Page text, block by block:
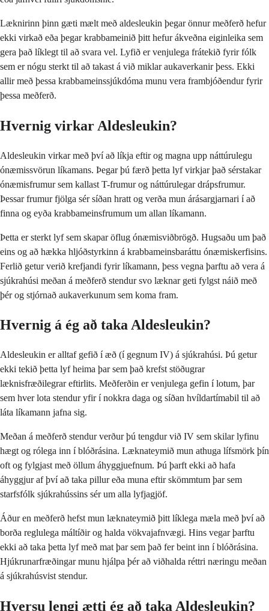
Læknirinn þinn gæti mælt með aldesleukin þegar önnur meðferð hefur
ekki virkað eða þegar krabbameinið þitt hefur ákveðna eiginleika sem
gera það líklegt til að svara vel. Lyfið er venjulega frátekið fyrir fólk
sem er nógu sterkt til að takast á við miklar aukaverkanir þess. Ekki
allir með þessa krabbameinssjúkdóma munu vera frambjóðendur fyrir
þessa meðferð.
Hvernig virkar Aldesleukin?
Aldesleukin virkar með því að líkja eftir og magna upp náttúrulegu
ónæmissvörun líkamans. Þegar þú færð þetta lyf virkjar það sérstakar
ónæmisfrumur sem kallast T-frumur og náttúrulegar drápsfrumur.
Þessar frumur fjölga sér síðan hratt og verða mun árásargjarnari í að
finna og eyða krabbameinsfrumum um allan líkamann.
Þetta er sterkt lyf sem skapar öflug ónæmisviðbrögð. Hugsaðu um það
eins og að hækka hljóðstyrkinn á krabbameinsbaráttu ónæmiskerfisins.
Ferlið getur verið krefjandi fyrir líkamann, þess vegna þarftu að vera á
sjúkrahúsi meðan á meðferð stendur svo læknar geti fylgst náið með
þér og stjórnað aukaverkunum sem koma fram.
Hvernig á ég að taka Aldesleukin?
Aldesleukin er alltaf gefið í æð (í gegnum IV) á sjúkrahúsi. Þú getur
ekki tekið þetta lyf heima þar sem það krefst stöðugrar
læknisfræðilegrar eftirlits. Meðferðin er venjulega gefin í lotum, þar
sem hver lota stendur yfir í nokkra daga og síðan hvíldartímabil til að
láta líkamann jafna sig.
Meðan á meðferð stendur verður þú tengdur við IV sem skilar lyfinu
hægt og rólega inn í blóðrásina. Læknateymið mun athuga lífsmörk þín
oft og fylgjast með öllum áhyggjuefnum. Þú þarft ekki að hafa
áhyggjur af því að taka pillur eða muna eftir skömmtum þar sem
starfsfólk sjúkrahússins sér um alla lyfjagjöf.
Áður en meðferð hefst mun læknateymið þitt líklega mæla með því að
borða reglulega máltíðir og halda vökvajafnvægi. Hins vegar þarftu
ekki að taka þetta lyf með mat þar sem það fer beint inn í blóðrásina.
Hjúkrunarfræðingar munu hjálpa þér að viðhalda réttri næringu meðan
á sjúkrahúsvist stendur.
Hversu lengi ætti ég að taka Aldesleukin?